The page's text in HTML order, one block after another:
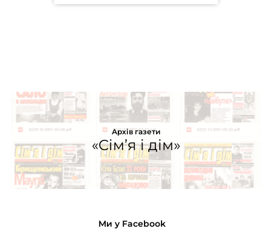
Архів газети
«Сім’я і дім»
Ми у Facebook